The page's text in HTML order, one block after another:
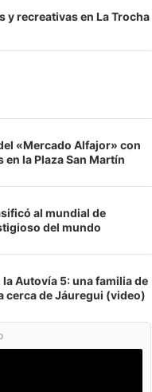
y recreativas en La Trocha
«Mercado Alfajor» con
la Plaza San Martín
al mundial de
del mundo
Autovía 5: una familia de
cerca de Jáuregui (video)